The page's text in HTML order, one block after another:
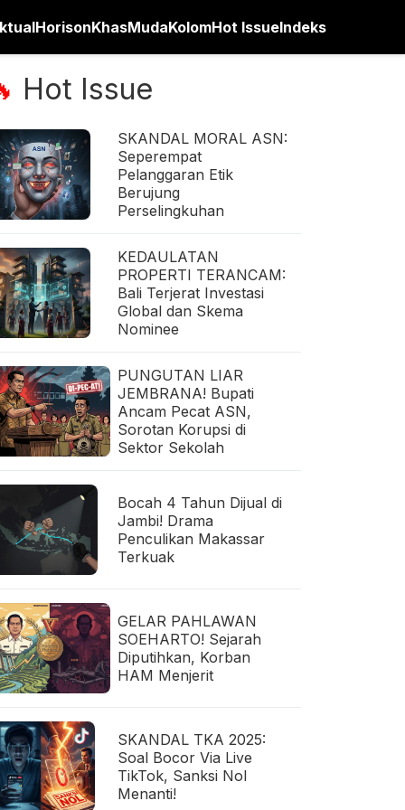
HorisonKhasMudaKolomHot IssueIndeks
Hot Issue
SKANDAL MORAL ASN:
Seperempat
Pelanggaran Etik
Berujung
Perselingkuhan
KEDAULATAN
PROPERTI TERANCAM:
Bali Terjerat Investasi
Global dan Skema
Nominee
PUNGUTAN LIAR
JEMBRANA! Bupati
Ancam Pecat ASN,
Sorotan Korupsi di
Sektor Sekolah
Bocah 4 Tahun Dijual di
Jambi! Drama
Penculikan Makassar
Terkuak
GELAR PAHLAWAN
SOEHARTO! Sejarah
Diputihkan, Korban
HAM Menjerit
SKANDAL TKA 2025:
Soal Bocor Via Live
TikTok, Sanksi Nol
Menanti!